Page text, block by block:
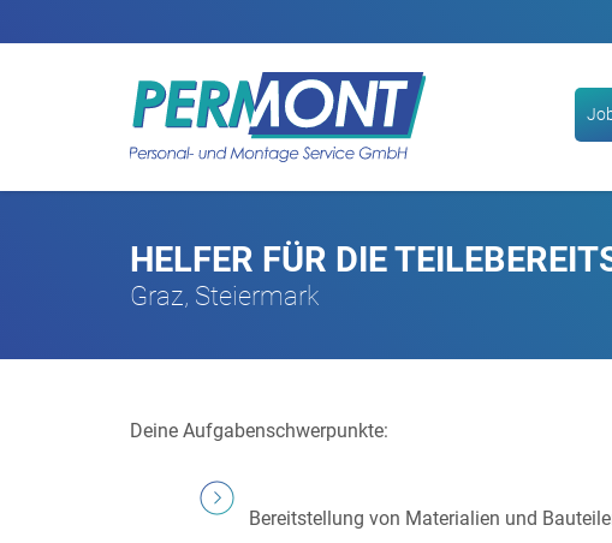
HELFER FÜR DIE
Graz, Steiermark
Deine Aufgabenschwerpunkte:
Bereitstellung von Materialien und